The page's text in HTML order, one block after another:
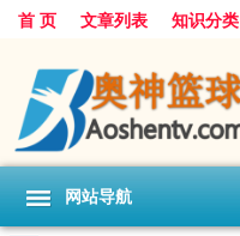
首 页 文章列表 知识分类
网站导航